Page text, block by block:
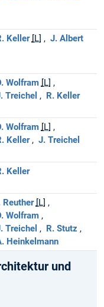
Keller [L] J. Albert
Wolfram [L]
Treichel
R. Keller
Wolfram [L]
Keller
J. Treichel
Keller
Reuther [L]
Wolfram
Treichel
R. Stutz
Heinkelmann
und